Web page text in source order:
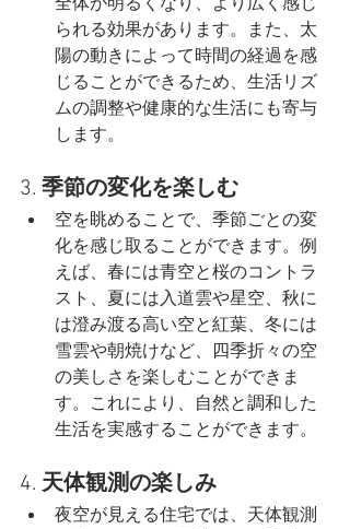
られる効果があります。また、太
陽の動きによって時間の経過を感
じることができるため、生活リズ
ムの調整や健康的な生活にも寄与
します。
3. 季節の変化を楽しむ
空を眺めることで、季節ごとの変
化を感じ取ることができます。例
えば、春には青空と桜のコントラ
スト、夏には入道雲や星空、秋に
は澄み渡る高い空と紅葉、冬には
雪雲や朝焼けなど、四季折々の空
の美しさを楽しむことができま
す。これにより、自然と調和した
生活を実感することができます。
4. 天体観測の楽しみ
夜空が見える住宅では、天体観測